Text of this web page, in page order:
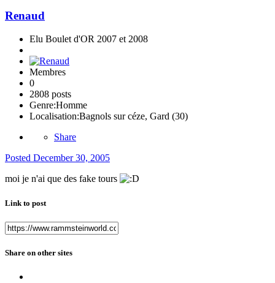
Renaud
Elu Boulet d'OR 2007 et 2008
Membres
0
2808 posts
Genre:Homme
Localisation:Bagnols sur céze, Gard (30)
Share
Posted December 30, 2005
moi je n'ai que des fake tours
Link to post
Share on other sites